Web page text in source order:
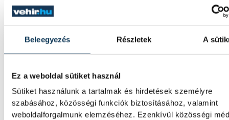
Beleegyezés Részletek A
Ez a weboldal sütiket használ
Sütiket használunk a tartalmak és hirdetések személyre
szabásához, közösségi funkciók biztosításához, valamint
weboldalforgalmunk elemzéséhez. Ezenkívül közösségi
TOVÁBBI CIKKEK
KÉZILABDA